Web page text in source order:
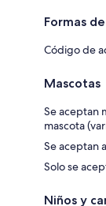
Formas
Código de
Mascotas
Se aceptan
mascota
Se aceptan
Solo se
Niños y